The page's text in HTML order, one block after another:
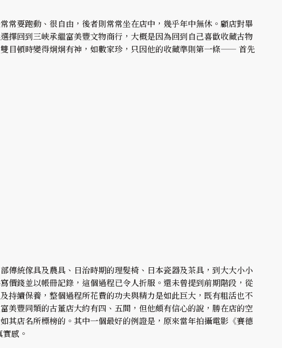
常要跑動、很自由，後者則常常坐在店中，幾乎年中無休。顧店對畢
擇回到三峽承繼富美豐文物商行，大概是因為回到自己喜歡收藏古物
目頓時變得炯炯有神，如數家珍，只因他的收藏準則第一條—— 首先
傳統傢具及農具、日治時期的理髮椅、日本瓷器及茶具，到大大小小
價錢並以帳冊記錄，這個過程已令人折服。還未曾提到前期階段，從
持續保養，整個過程所花費的功夫與精力是如此巨大，既有粗活也不
美豐同類的古董店大約有四、五間，但他頗有信心的說，勝在店的空
其店名所標榜的。其中一個最好的例證是，原來當年拍攝電影《賽德
感。